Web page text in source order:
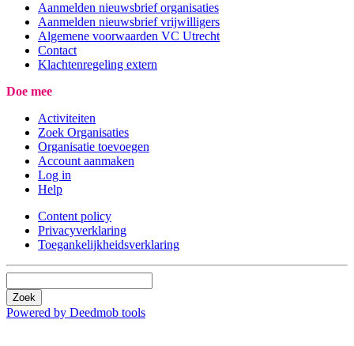
Aanmelden nieuwsbrief organisaties
Aanmelden nieuwsbrief vrijwilligers
Algemene voorwaarden VC Utrecht
Contact
Klachtenregeling extern
Doe mee
Activiteiten
Zoek Organisaties
Organisatie toevoegen
Account aanmaken
Log in
Help
Content policy
Privacyverklaring
Toegankelijkheidsverklaring
Zoek
Powered by Deedmob tools